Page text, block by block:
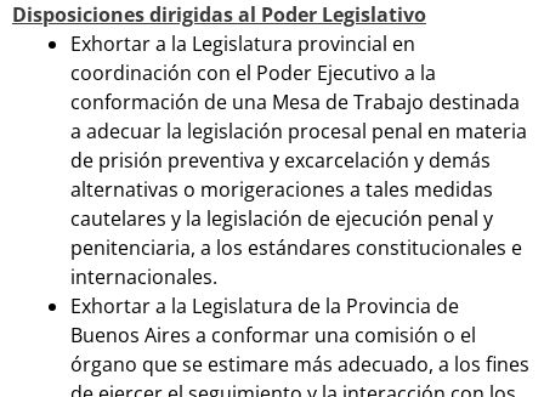
Disposiciones dirigidas al Poder Legislativo
Exhortar a la Legislatura provincial en
coordinación con el Poder Ejecutivo a la
conformación de una Mesa de Trabajo destinada
a adecuar la legislación procesal penal en materia
de prisión preventiva y excarcelación y demás
alternativas o morigeraciones a tales medidas
cautelares y la legislación de ejecución penal y
penitenciaria, a los estándares constitucionales e
internacionales.
Exhortar a la Legislatura de la Provincia de
Buenos Aires a conformar una comisión o el
órgano que se estimare más adecuado, a los fines